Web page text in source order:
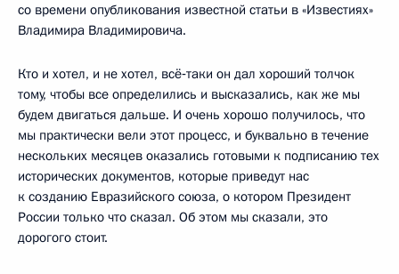
со времени опубликования известной статьи в «Известиях»
Владимира Владимировича.
Кто и хотел, и не хотел, всё‑таки он дал хороший толчок
тому, чтобы все определились и высказались, как же мы
будем двигаться дальше. И очень хорошо получилось, что
мы практически вели этот процесс, и буквально в течение
нескольких месяцев оказались готовыми к подписанию тех
исторических документов, которые приведут нас
к созданию Евразийского союза, о котором Президент
России только что сказал. Об этом мы сказали, это
дорогого стоит.